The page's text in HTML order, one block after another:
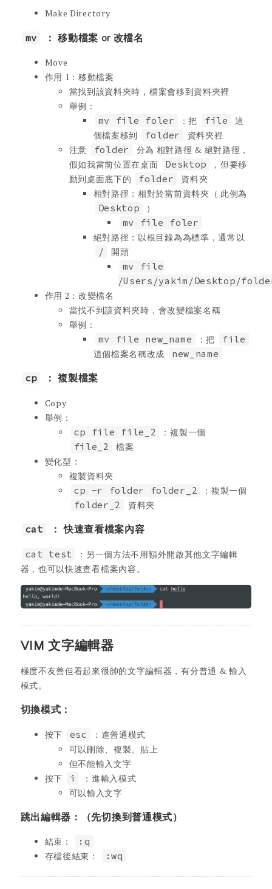
Make Directory
mv ： 移動檔案 or 改檔名
Move
作用 1：移動檔案
當找到該資料夾時，檔案會移到資料夾裡
舉例：
mv file foler
：把 file
這
個檔案移到
folder
資料夾裡
注意
folder
分為 相對路徑 & 絕對路徑，
假如我當前位置在桌面
Desktop
，但要移
動到桌面底下的
folder
資料夾
相對路徑：相對於當前資料夾（ 此例為
Desktop
）
mv file foler
絕對路徑：以根目錄為為標準，通常以
/
開頭
mv file
/Users/yakim/Desktop/
作用 2：改變檔名
當找不到該資料夾時，會改變檔案名稱
舉例：
mv file new_name
：把
file
這個檔案名稱改成
new_name
cp ： 複製檔案
Copy
舉例：
cp file file_2
：複製一個
file_2
檔案
變化型：
複製資料夾
cp -r folder folder_2
：複製一個
folder_2
資料夾
cat ： 快速查看檔案內容
cat test
：另一個方法不用額外開啟其他文字編輯
器，也可以快速查看檔案內容。
VIM 文字編輯器
極度不友善但看起來很帥的文字編輯器，有分普通 & 輸入
模式。
切換模式：
按下 esc
：進普通模式
可以刪除、複製、貼上
但不能輸入文字
按下
i
：進輸入模式
可以輸入文字
跳出編輯器：（先切換到普通模式）
結束：
:q
存檔後結束：
:wq